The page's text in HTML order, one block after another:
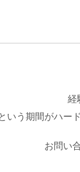
経
いう期間がハー
お問い